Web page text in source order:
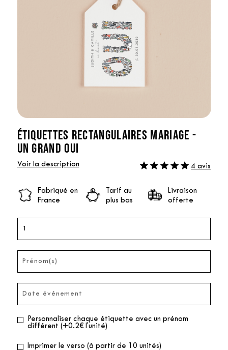
ÉTIQUETTES RECTANGULAIRES MARIAGE -
UN GRAND OUI
Voir la description 4 avis
Fabriqué en
France
Tarif au
plus bas
Livraison
offerte
Personnaliser chaque étiquette avec un prénom
différent (+0.2€ l'unité)
Imprimer le verso (à partir de 10 unités)